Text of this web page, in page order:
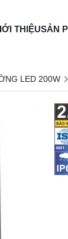
THIỆUSẢN
LED 200W